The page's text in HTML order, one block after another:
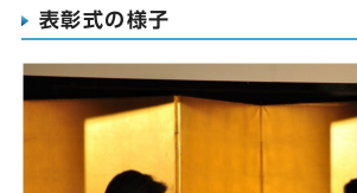
表彰式の様子